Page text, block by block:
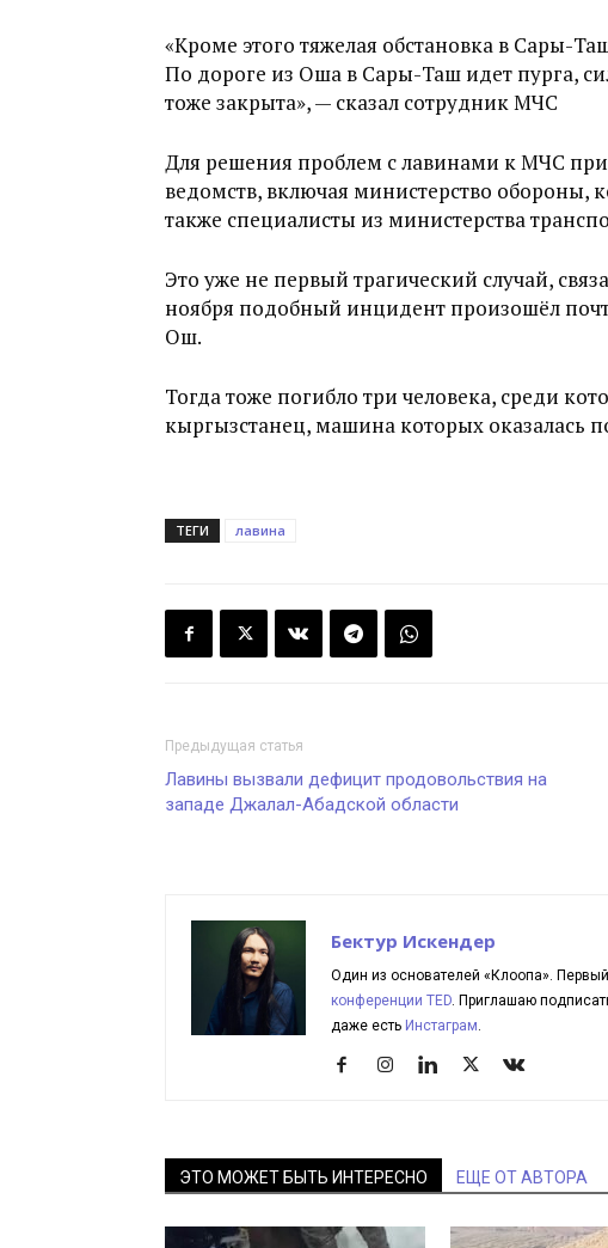
«Кроме этого тяжелая обстановка в Сары-
По дороге из Оша в Сары-Таш идет пурга,
тоже закрыта», — сказал сотрудник МЧС
Для решения проблем с лавинами к МЧС
ведомств, включая министерство обороны,
также специалисты из министерства
Это уже не первый трагический случай,
ноября подобный инцидент произошёл
Ош.
Тогда тоже погибло три человека, среди
кыргызстанец, машина которых оказалась
ТЕГИ лавина
Предыдущая статья
Лавины вызвали дефицит продовольствия на
западе Джалал-Абадской области
Бектур Искендер
Один из основателей «Клоопа».
конференции TED. Приглашаю
даже есть Инстаграм.
ЭТО МОЖЕТ БЫТЬ ИНТЕРЕСНО ЕЩЕ ОТ АВТОРА